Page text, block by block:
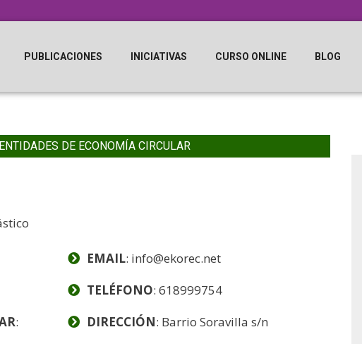
PUBLICACIONES INICIATIVAS CURSO ONLINE BLOG
DE ECONOMÍA CIRCULAR
:
EMAIL: info@ekorec.net
TELÉFONO: 618999754
DIRECCIÓN: Barrio Soravilla s/n